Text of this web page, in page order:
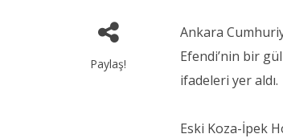
Paylaş!
Ankara
Efendi’nin bir
ifadeleri yer aldı.
Eski Koza-İpek